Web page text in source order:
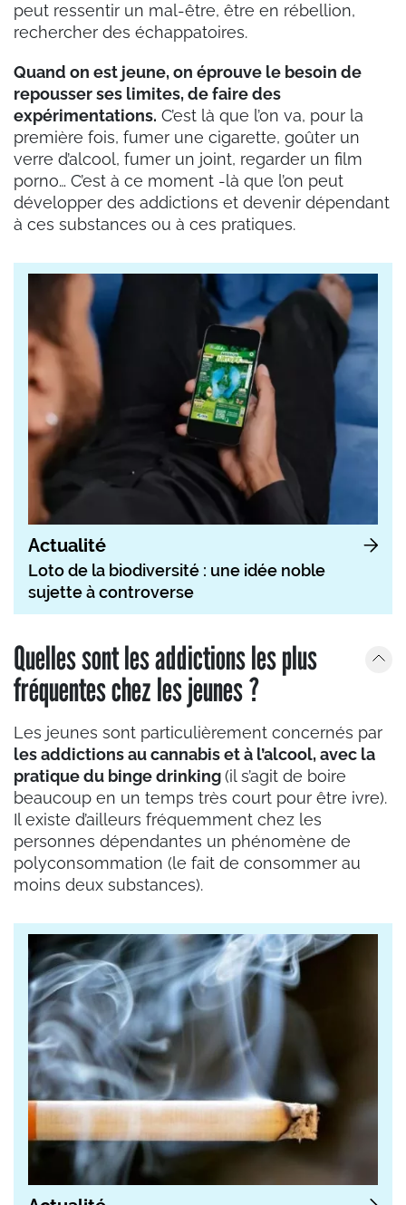
peut ressentir un mal-être, être en rébellion,
rechercher des échappatoires.
Quand on est jeune, on éprouve le besoin de
repousser ses limites, de faire des
expérimentations. C’est là que l’on va, pour la
première fois, fumer une cigarette, goûter un
verre d’alcool, fumer un joint, regarder un film
porno… C’est à ce moment -là que l’on peut
développer des addictions et devenir dépendant
à ces substances ou à ces pratiques.
Actualité
Loto de la biodiversité : une idée noble
sujette à controverse
Quelles sont les addictions les plus
fréquentes chez les jeunes ?
Les jeunes sont particulièrement concernés par
les addictions au cannabis et à l’alcool, avec la
pratique du binge drinking(il s’agit de boire
beaucoup en un temps très court pour être ivre).
Il existe d’ailleurs fréquemment chez les
personnes dépendantes un phénomène de
polyconsommation (le fait de consommer au
moins deux substances).